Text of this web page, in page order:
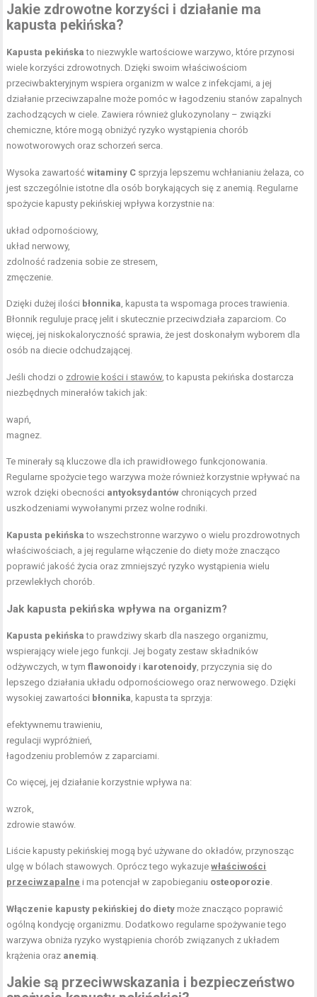
Jakie zdrowotne korzyści i działanie ma
kapusta pekińska?
Kapusta pekińska to niezwykle wartościowe warzywo, które przynosi
wiele korzyści zdrowotnych. Dzięki swoim właściwościom
przeciwbakteryjnym wspiera organizm w walce z infekcjami, a jej
działanie przeciwzapalne może pomóc w łagodzeniu stanów zapalnych
zachodzących w ciele. Zawiera również glukozynolany – związki
chemiczne, które mogą obniżyć ryzyko wystąpienia chorób
nowotworowych oraz schorzeń serca.
Wysoka zawartośćwitaminy C sprzyja lepszemu wchłanianiu żelaza, co
jest szczególnie istotne dla osób borykających się z anemią. Regularne
spożycie kapusty pekińskiej wpływa korzystnie na:
układ odpornościowy,
układ nerwowy,
zdolność radzenia sobie ze stresem,
zmęczenie.
Dzięki dużej ilości błonnika , kapusta ta wspomaga proces trawienia.
Błonnik reguluje pracę jelit i skutecznie przeciwdziała zaparciom. Co
więcej, jej niskokaloryczność sprawia, że jest doskonałym wyborem dla
osób na diecie odchudzającej.
Jeśli chodzi o zdrowie kości i stawów, to kapusta pekińska dostarcza
niezbędnych minerałów takich jak:
wapń,
magnez.
Te minerały są kluczowe dla ich prawidłowego funkcjonowania.
Regularne spożycie tego warzywa może również korzystnie wpływać na
wzrok dzięki obecności antyoksydantów chroniących przed
uszkodzeniami wywołanymi przez wolne rodniki.
Kapusta pekińska to wszechstronne warzywo o wielu prozdrowotnych
właściwościach, a jej regularne włączenie do diety może znacząco
poprawić jakość życia oraz zmniejszyć ryzyko wystąpienia wielu
przewlekłych chorób.
Jak kapusta pekińska wpływa na organizm?
Kapusta pekińska to prawdziwy skarb dla naszego organizmu,
wspierający wiele jego funkcji. Jej bogaty zestaw składników
odżywczych, w tymflawonoidy i karotenoidy , przyczynia się do
lepszego działania układu odpornościowego oraz nerwowego. Dzięki
wysokiej zawartości błonnika , kapusta ta sprzyja:
efektywnemu trawieniu,
regulacji wypróżnień,
łagodzeniu problemów z zaparciami.
Co więcej, jej działanie korzystnie wpływa na:
wzrok,
zdrowie stawów.
Liście kapusty pekińskiej mogą być używane do okładów, przynosząc
ulgę w bólach stawowych. Oprócz tego wykazujewłaściwości
przeciwzapalne i ma potencjał w zapobieganiu osteoporozie
Włączenie kapusty pekińskiej do diety może znacząco poprawić
ogólną kondycję organizmu. Dodatkowo regularne spożywanie tego
warzywa obniża ryzyko wystąpienia chorób związanych z układem
krążenia oraz anemią
Jakie są przeciwwskazania i bezpieczeństwo